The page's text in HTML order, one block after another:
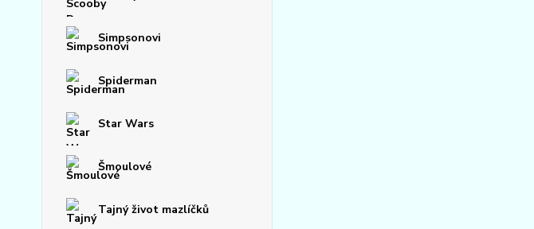
Simpsonovi
Spiderman
Star Wars
Šmoulové
Tajný život mazlíčků